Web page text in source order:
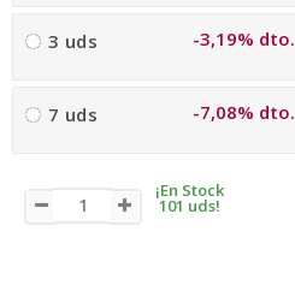
3 uds -3,19% dto.
7 uds -7,08% dto.
¡En Stock
101 uds!